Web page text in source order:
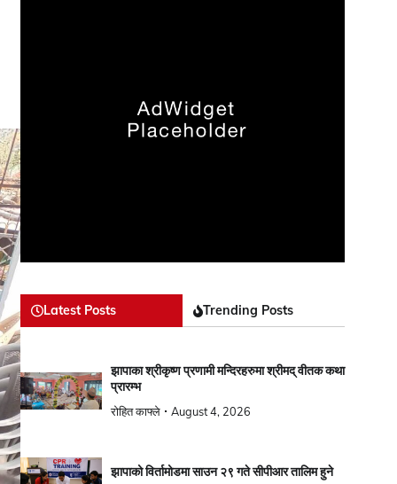
Latest Posts Trending Posts
झापाका श्रीकृष्ण प्रणामी मन्दिरहरुमा श्रीमद् वीतक कथा
प्रारम्भ
रोहित काफ्ले
August 4, 2026
झापाको विर्तामोडमा साउन २९ गते सीपीआर तालिम हुने